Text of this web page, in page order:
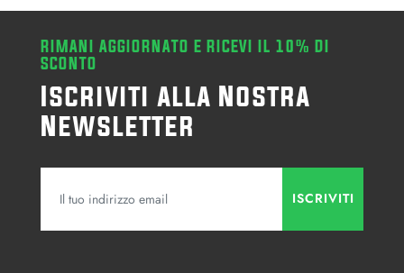
RIMANI AGGIORNATO E RICEVI IL 10% DI
SCONTO
Iscriviti alla Nostra
Newsletter